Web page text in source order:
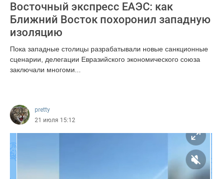
Восточный экспресс ЕАЭС: как
Ближний Восток похоронил западную
изоляцию
Пока западные столицы разрабатывали новые санкционные
сценарии, делегации Евразийского экономического союза
заключали многоми...
pretty
21 июля 15:12